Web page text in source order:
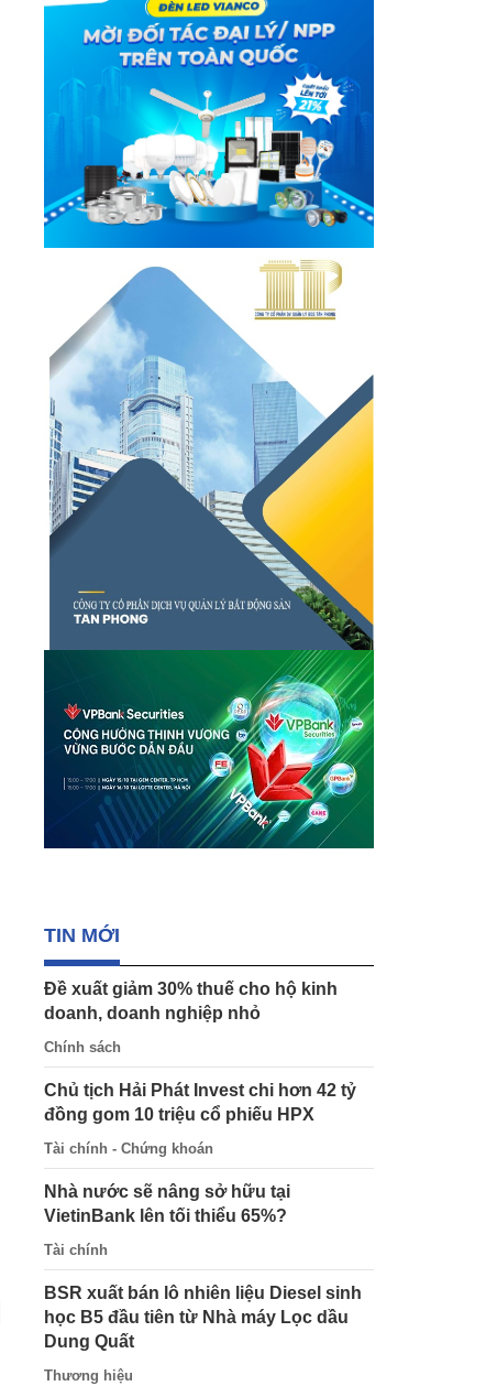
TIN MỚI
Đề xuất giảm 30% thuế cho hộ kinh
doanh, doanh nghiệp nhỏ
Chính sách
Chủ tịch Hải Phát Invest chi hơn 42 tỷ
đồng gom 10 triệu cổ phiếu HPX
Tài chính - Chứng khoán
Nhà nước sẽ nâng sở hữu tại
VietinBank lên tối thiểu 65%?
Tài chính
BSR xuất bán lô nhiên liệu Diesel sinh
học B5 đầu tiên từ Nhà máy Lọc dầu
Dung Quất
Thương hiệu